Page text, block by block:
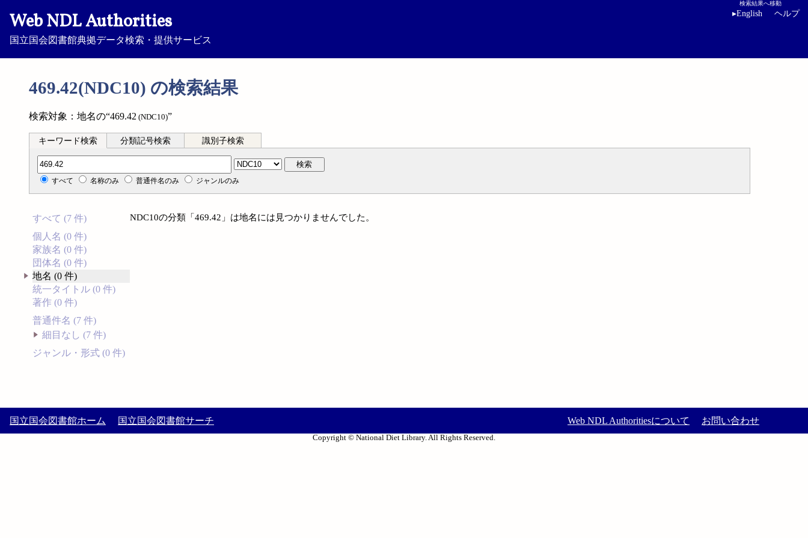
Web NDL Authorities
国立国会図書館典拠データ検索・提供サービス
検索結果へ移動
▸English ヘルプ
469.42(NDC10) の検索結果
検索対象：地名の“469.42 (NDC10)”
キーワード検索 分類記号検索 識別子検索
分類記号検索 検索
すべて 名称のみ 普通件名のみ ジャンルのみ
すべて (7 件)
個人名 (0 件)
家族名 (0 件)
団体名 (0 件)
地名 (0 件)
統一タイトル (0 件)
著作 (0 件)
普通件名 (7 件)
細目なし (7 件)
ジャンル・形式 (0 件)
NDC10の分類「469.42」は地名には見つかりませんでした。
国立国会図書館ホーム 国立国会図書館サーチ Web NDL Authoritiesについて お問い合わせ
Copyright © National Diet Library. All Rights Reserved.